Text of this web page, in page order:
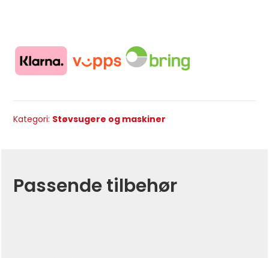
Kategori: Støvsugere og maskiner
Passende tilbehør